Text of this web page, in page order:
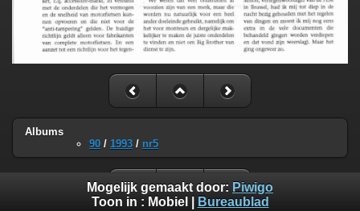
Albums
90 / 1993 / nr5
Mogelijk gemaakt door: Piwigo
Toon in : Mobiel Bureaublad